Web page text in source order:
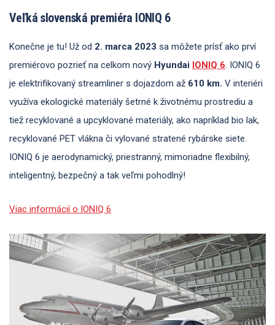
Veľká slovenská premiéra IONIQ 6
Konečne je tu! Už od 2. marca 2023 sa môžete prísť ako prví
premiérovo pozrieť na celkom nový Hyundai IONIQ 6. IONIQ 6
je elektrifikovaný streamliner s dojazdom až 610 km. V interiéri
využíva ekologické materiály šetrné k životnému prostrediu a
tiež recyklované a upcyklované materiály, ako napríklad bio lak,
recyklované PET vlákna či vylované stratené rybárske siete.
IONIQ 6 je aerodynamický, priestranný, mimoriadne flexibilný,
inteligentný, bezpečný a tak veľmi pohodlný!
Viac informácií o IONIQ 6